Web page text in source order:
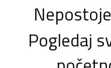
Pogledaj